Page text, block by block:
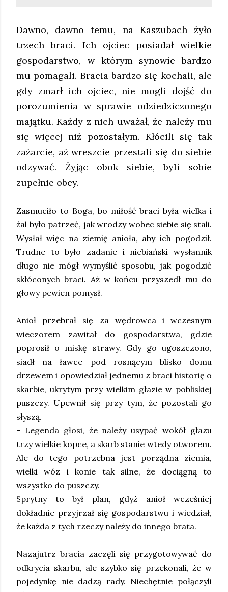
Dawno, dawno temu, na Kaszubach żyło
trzech braci. Ich ojciec posiadał wielkie
gospodarstwo, w którym synowie bardzo
mu pomagali. Bracia bardzo się kochali, ale
gdy zmarł ich ojciec, nie mogli dojść do
porozumienia w sprawie odziedziczonego
majątku. Każdy z nich uważał, że należy mu
się więcej niż pozostałym. Kłócili się tak
zażarcie, aż wreszcie przestali się do siebie
odzywać. Żyjąc obok siebie, byli sobie
zupełnie obcy.
Zasmuciło to Boga, bo miłość braci była wielka i
żal było patrzeć, jak wrodzy wobec siebie się stali.
Wysłał więc na ziemię anioła, aby ich pogodził.
Trudne to było zadanie i niebiański wysłannik
długo nie mógł wymyślić sposobu, jak pogodzić
skłóconych braci. Aż w końcu przyszedł mu do
głowy pewien pomysł.
Anioł przebrał się za wędrowca i wczesnym
wieczorem zawitał do gospodarstwa, gdzie
poprosił o miskę strawy. Gdy go ugoszczono,
siadł na ławce pod rosnącym blisko domu
drzewem i opowiedział jednemu z braci historię o
skarbie, ukrytym przy wielkim głazie w pobliskiej
puszczy. Upewnił się przy tym, że pozostali go
słyszą.
- Legenda głosi, że należy usypać wokół głazu
trzy wielkie kopce, a skarb stanie wtedy otworem.
Ale do tego potrzebna jest porządna ziemia,
wielki wóz i konie tak silne, że dociągną to
wszystko do puszczy.
Sprytny to był plan, gdyż anioł wcześniej
dokładnie przyjrzał się gospodarstwu i wiedział,
że każda z tych rzeczy należy do innego brata.
Nazajutrz bracia zaczęli się przygotowywać do
odkrycia skarbu, ale szybko się przekonali, że w
pojedynkę nie dadzą rady. Niechętnie połączyli